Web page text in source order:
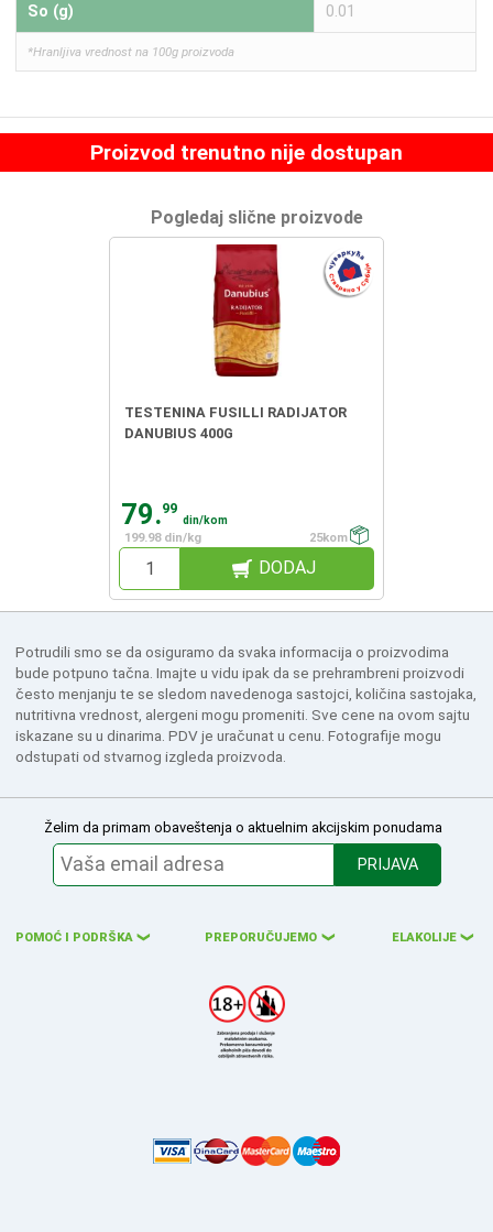
So (g) 0.01
*Hranljiva vrednost na 100g proizvoda
Proizvod trenutno nije dostupan
Pogledaj slične proizvode
TESTENINA FUSILLI RADIJATOR
DANUBIUS 400G
79.99
din/kom
199.98 din/kg
25kom
DODAJ
Potrudili smo se da osiguramo da svaka informacija o proizvodima
bude potpuno tačna. Imajte u vidu ipak da se prehrambreni proizvodi
često menjanju te se sledom navedenoga sastojci, količina sastojaka,
nutritivna vrednost, alergeni mogu promeniti. Sve cene na ovom sajtu
iskazane su u dinarima. PDV je uračunat u cenu. Fotografije mogu
odstupati od stvarnog izgleda proizvoda.
Želim da primam obaveštenja o aktuelnim akcijskim ponudama
PRIJAVA
POMOĆ I PODRŠKA ❮ PREPORUČUJEMO ❮ ELAKOLIJE ❮